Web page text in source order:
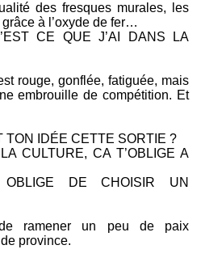
des fresques murales, les
à l’oxyde de fer…
CE QUE J’AI DANS LA
rouge, gonflée, fatiguée, mais
embrouille de compétition. Et
TON IDÉE CETTE SORTIE ?
CULTURE, CA T’OBLIGE A
DE CHOISIR UN
ramener un peu de paix
province.